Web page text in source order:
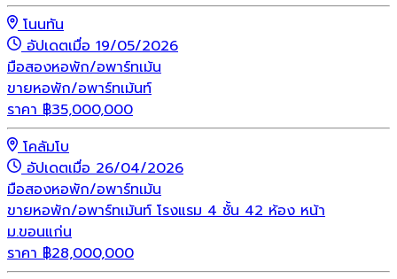
โนนทัน
อัปเดตเมื่อ 19/05/2026
มือสองหอพัก/อพาร์ทเม้น
ขายหอพัก/อพาร์ทเม้นท์
ราคา ฿35,000,000
โคลัมโบ
อัปเดตเมื่อ 26/04/2026
มือสองหอพัก/อพาร์ทเม้น
ขายหอพัก/อพาร์ทเม้นท์ โรงแรม 4 ชั้น 42 ห้อง หน้า
ม.ขอนแก่น
ราคา ฿28,000,000